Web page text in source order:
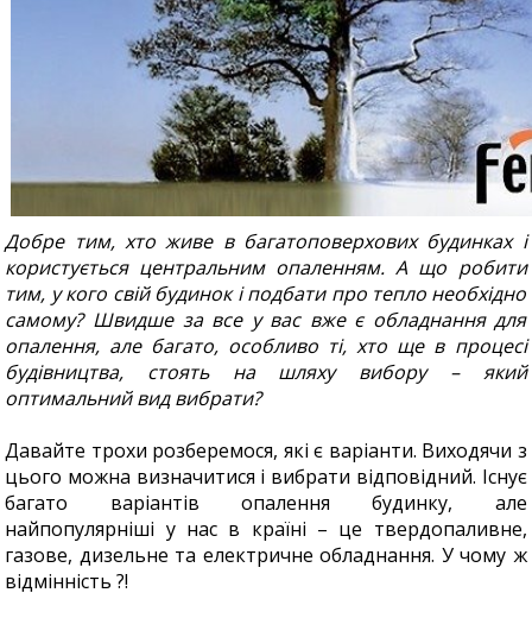
Добре тим, хто живе в багатоповерхових будинках і
користується центральним опаленням. А що робити
тим, у кого свій будинок і подбати про тепло необхідно
самому? Швидше за все у вас вже є обладнання для
опалення, але багато, особливо ті, хто ще в процесі
будівництва, стоять на шляху вибору – який
оптимальний вид вибрати?
Давайте трохи розберемося, які є варіанти. Виходячи з
цього можна визначитися і вибрати відповідний. Існує
багато варіантів опалення будинку, але
найпопулярніші у нас в країні – це твердопаливне,
газове, дизельне та електричне обладнання. У чому ж
відмінність ?!